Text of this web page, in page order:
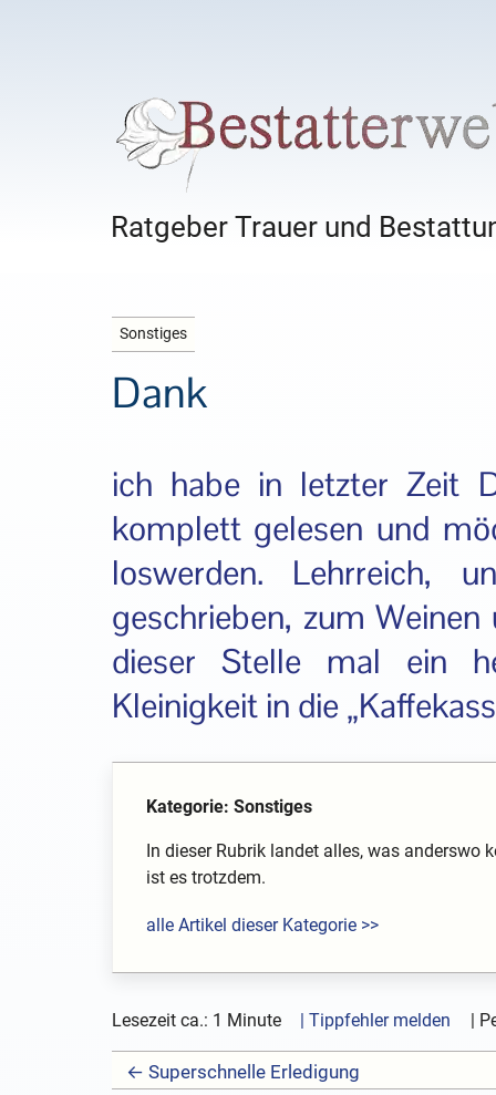
Ratgeber Trauer und
Sonstiges
Dank
ich habe in letzter Zeit
komplett gelesen und
loswerden. Lehrreich,
geschrieben, zum
dieser Stelle mal ein
Kleinigkeit in die
Kategorie: Sonstiges
In dieser Rubrik landet alles, was
ist es trotzdem.
alle Artikel dieser Kategorie >>
Lesezeit ca.: 1 Minute | Tippfehler melden
← Superschnelle Erledigung